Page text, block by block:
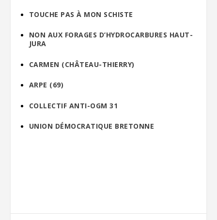
TOUCHE PAS À MON SCHISTE
NON AUX FORAGES D’HYDROCARBURES HAUT-
JURA
CARMEN (CHÂTEAU-THIERRY)
ARPE (69)
COLLECTIF ANTI-OGM 31
UNION DÉMOCRATIQUE BRETONNE